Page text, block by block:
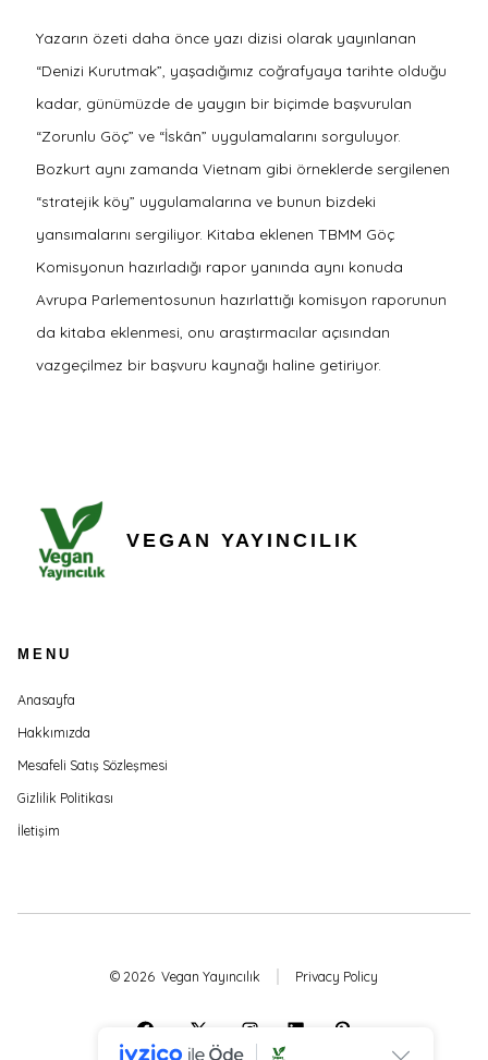
Yazarın özeti daha önce yazı dizisi olarak yayınlanan
“Denizi Kurutmak”, yaşadığımız coğrafyaya tarihte olduğu
kadar, günümüzde de yaygın bir biçimde başvurulan
“Zorunlu Göç” ve “İskân” uygulamalarını sorguluyor.
Bozkurt aynı zamanda Vietnam gibi örneklerde sergilenen
“stratejik köy” uygulamalarına ve bunun bizdeki
yansımalarını sergiliyor. Kitaba eklenen TBMM Göç
Komisyonun hazırladığı rapor yanında aynı konuda
Avrupa Parlementosunun hazırlattığı komisyon raporunun
da kitaba eklenmesi, onu araştırmacılar açısından
vazgeçilmez bir başvuru kaynağı haline getiriyor.
VEGAN YAYINCILIK
MENU
Anasayfa
Hakkımızda
Mesafeli Satış Sözleşmesi
Gizlilik Politikası
İletişim
© 2026 Vegan Yayıncılık Privacy Policy
Open Open Open